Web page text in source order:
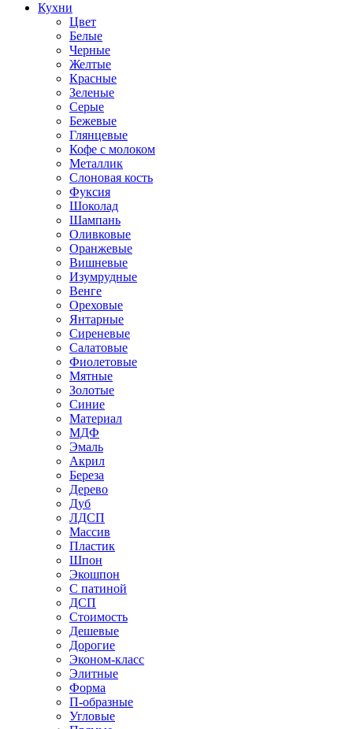
Кухни
Цвет
Белые
Черные
Желтые
Красные
Зеленые
Серые
Бежевые
Глянцевые
Кофе с молоком
Металлик
Слоновая кость
Фуксия
Шоколад
Шампань
Оливковые
Оранжевые
Вишневые
Изумрудные
Венге
Ореховые
Янтарные
Сиреневые
Салатовые
Фиолетовые
Мятные
Золотые
Синие
Материал
МДФ
Эмаль
Акрил
Береза
Дерево
Дуб
ЛДСП
Массив
Пластик
Шпон
Экошпон
С патиной
ДСП
Стоимость
Дешевые
Дорогие
Эконом-класс
Элитные
Форма
П-образные
Угловые